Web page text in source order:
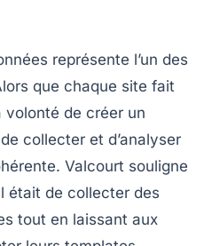
représente l’un des
que chaque site fait
de créer un
collecter et d’analyser
Valcourt souligne
était de collecter des
tout en laissant aux